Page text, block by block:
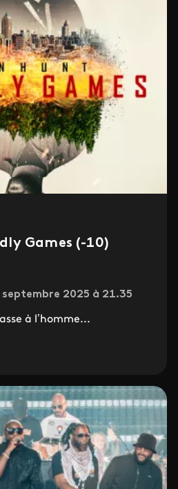
Games (-10)
2025 à 21.35
à l’homme...